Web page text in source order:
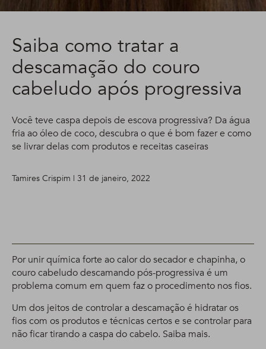
Saiba como tratar a
descamação do couro
cabeludo após progressiva
Você teve caspa depois de escova progressiva? Da água
fria ao óleo de coco, descubra o que é bom fazer e como
se livrar delas com produtos e receitas caseiras
Tamires Crispim | 31 de janeiro, 2022
Por unir química forte ao calor do secador e chapinha, o
couro cabeludo descamando pós-progressiva é um
problema comum em quem faz o procedimento nos fios.
Um dos jeitos de controlar a descamação é hidratar os
fios com os produtos e técnicas certos e se controlar para
não ficar tirando a caspa do cabelo. Saiba mais.